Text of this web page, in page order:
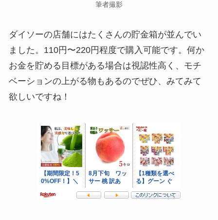
筆者撮影
ダイソーの店舗にはたくさんの貯金箱が並んでい
ました。110円〜220円程度で購入可能です。何か
お金を貯める目標がある場合は視認性高く、モチ
ベーションの上がる物もあるのでぜひ、みてみて
欲しいですね！